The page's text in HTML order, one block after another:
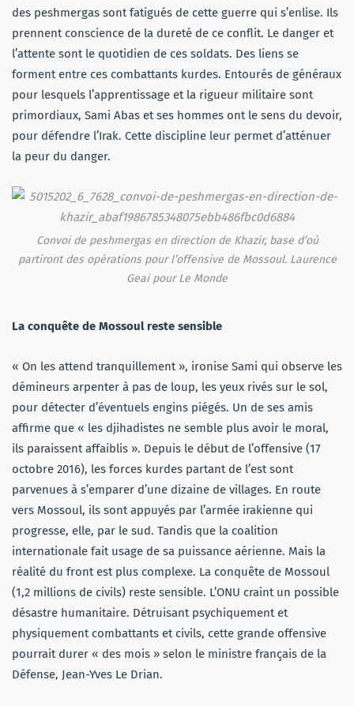
des peshmergas sont fatigués de cette guerre qui s’enlise. Ils
prennent conscience de la dureté de ce conflit. Le danger et
l’attente sont le quotidien de ces soldats. Des liens se
forment entre ces combattants kurdes. Entourés de généraux
pour lesquels l’apprentissage et la rigueur militaire sont
primordiaux, Sami Abas et ses hommes ont le sens du devoir,
pour défendre l’Irak. Cette discipline leur permet d’atténuer
la peur du danger.
Convoi de peshmergas en direction de Khazir, base d’où
partiront des opérations pour l’offensive de Mossoul. Laurence
Geai pourLe Monde
La conquête de Mossoul reste sensible
« On les attend tranquillement », ironise Sami qui observe les
démineurs arpenter à pas de loup, les yeux rivés sur le sol,
pour détecter d’éventuels engins piégés. Un de ses amis
affirme que « les djihadistes ne semble plus avoir le moral,
ils paraissent affaiblis ». Depuis le début de l’offensive (17
octobre 2016), les forces kurdes partant de l’est sont
parvenues à s’emparer d’une dizaine de villages. En route
vers Mossoul, ils sont appuyés par l’armée irakienne qui
progresse, elle, par le sud. Tandis que la coalition
internationale fait usage de sa puissance aérienne. Mais la
réalité du front est plus complexe. La conquête de Mossoul
(1,2 millions de civils) reste sensible. L’ONU craint un possible
désastre humanitaire. Détruisant psychiquement et
physiquement combattants et civils, cette grande offensive
pourrait durer « des mois » selon le ministre français de la
Défense, Jean-Yves Le Drian.